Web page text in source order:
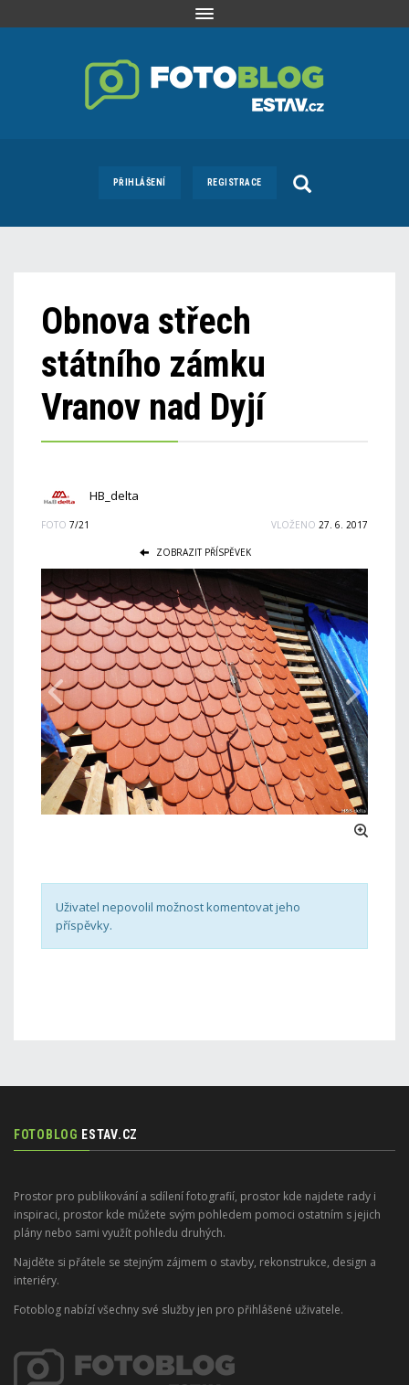
Toggle
PŘIHLÁŠENÍ REGISTRACE
Obnova střech
státního zámku
Vranov nad Dyjí
HB_delta
FOTO 7/21 VLOŽENO 27. 6. 2017
ZOBRAZIT PŘÍSPĚVEK
Uživatel nepovolil možnost komentovat jeho
příspěvky.
FOTOBLOG ESTAV.CZ
Prostor pro publikování a sdílení fotografií, prostor kde najdete rady i
inspiraci, prostor kde můžete svým pohledem pomoci ostatním s jejich
plány nebo sami využít pohledu druhých.
Najděte si přátele se stejným zájmem o stavby, rekonstrukce, design a
interiéry.
Fotoblog nabízí všechny své služby jen pro přihlášené uživatele.